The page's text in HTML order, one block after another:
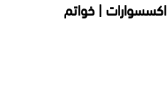
اكسسوارات | خواتم